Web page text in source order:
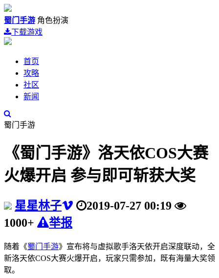
蜀门手游 角色扮演
下载游戏
首页
攻略
社区
新闻
蜀门手游
《蜀门手游》洛天依COS大赛
火爆开启 参与即可斩获大奖
星星林子
2019-07-27 00:19
1000+
举报
随着《蜀门手游》宣布将与虚拟歌手洛天依开启深度联动，全
新洛天依COS大赛火爆开启，玩家只需参加，既有海量大奖领
取。